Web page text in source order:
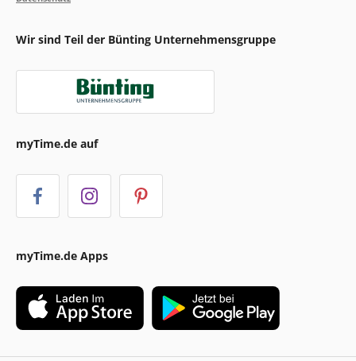
Wir sind Teil der Bünting Unternehmensgruppe
myTime.de auf
myTime.de Apps